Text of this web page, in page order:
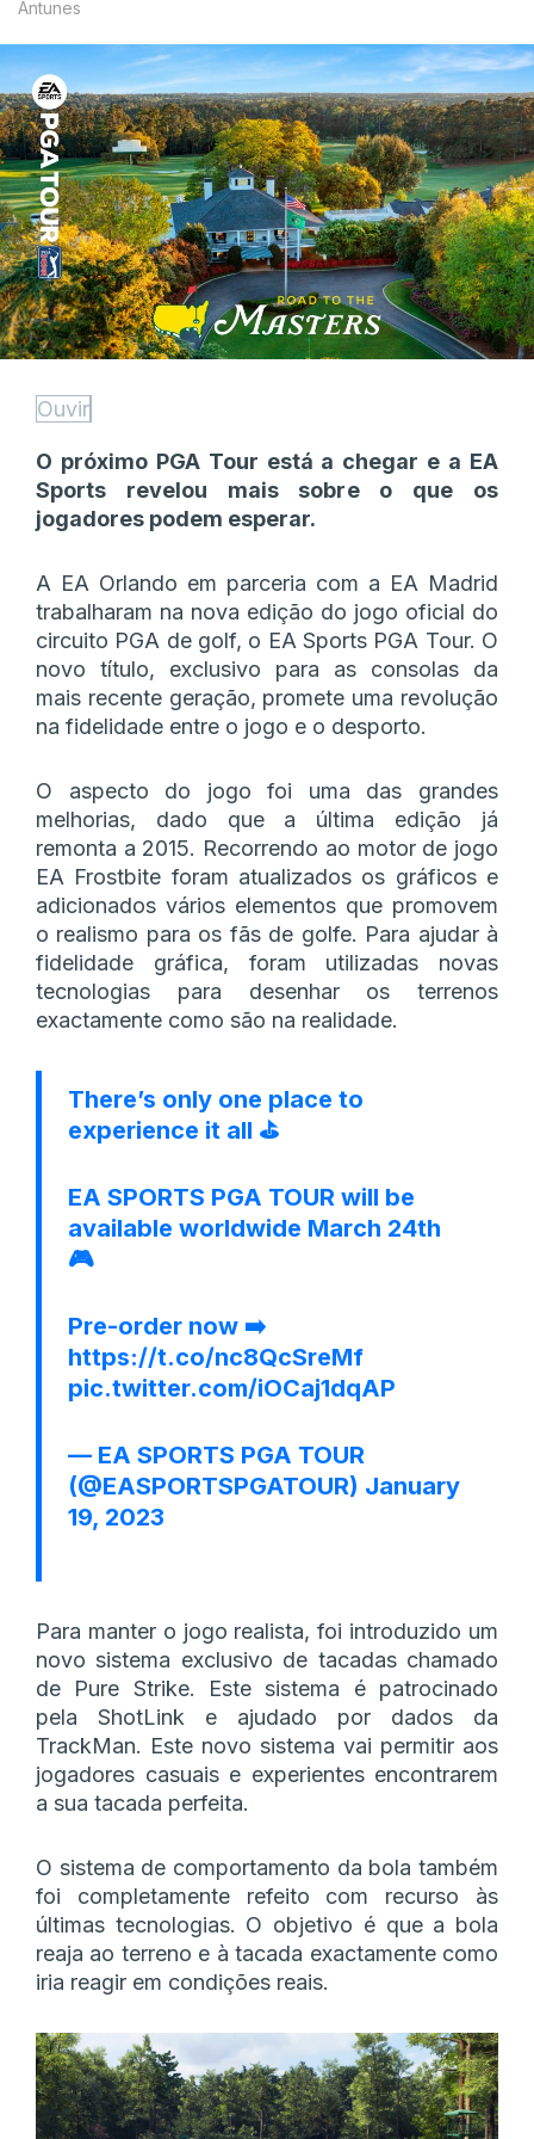
Antunes
Ouvir
O próximo PGA Tour está a chegar e a EA
Sports revelou mais sobre o que os
jogadores podem esperar.
A EA Orlando em parceria com a EA Madrid
trabalharam na nova edição do jogo oficial do
circuito PGA de golf, o EA Sports PGA Tour. O
novo título, exclusivo para as consolas da
mais recente geração, promete uma revolução
na fidelidade entre o jogo e o desporto.
O aspecto do jogo foi uma das grandes
melhorias, dado que a última edição já
remonta a 2015. Recorrendo ao motor de jogo
EA Frostbite foram atualizados os gráficos e
adicionados vários elementos que promovem
o realismo para os fãs de golfe. Para ajudar à
fidelidade gráfica, foram utilizadas novas
tecnologias para desenhar os terrenos
exactamente como são na realidade.
There’s only one place to
experience it all ⛳️
EA SPORTS PGA TOUR will be
available worldwide March 24th
🎮
Pre-order now ➡️
https://t.co/nc8QcSreMf
pic.twitter.com/iOCaj1dqAP
— EA SPORTS PGA TOUR
(@EASPORTSPGATOUR) January
19, 2023
Para manter o jogo realista, foi introduzido um
novo sistema exclusivo de tacadas chamado
de Pure Strike. Este sistema é patrocinado
pela ShotLink e ajudado por dados da
TrackMan. Este novo sistema vai permitir aos
jogadores casuais e experientes encontrarem
a sua tacada perfeita.
O sistema de comportamento da bola também
foi completamente refeito com recurso às
últimas tecnologias. O objetivo é que a bola
reaja ao terreno e à tacada exactamente como
iria reagir em condições reais.